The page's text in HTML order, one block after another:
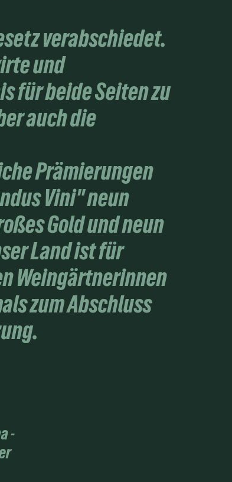
verabschiedet.
und
für beide Seiten zu
auch die
Prämierungen
Vini" neun
Gold und neun
Land ist für
Weingärtnerinnen
zum Abschluss
-